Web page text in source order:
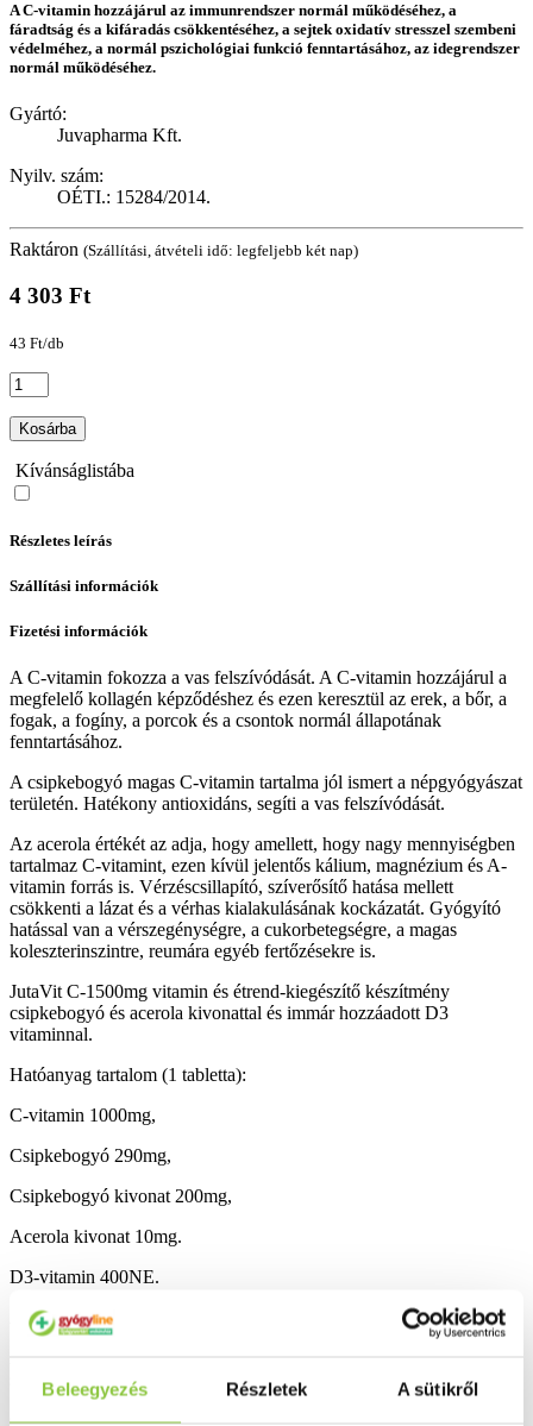
Beleegyezés Részletek A sütikről
A C-vitamin hozzájárul az immunrendszer normál működéséhez, a
fáradtság és a kifáradás csökkentéséhez, a sejtek oxidatív stresszel szembeni
védelméhez, a normál pszichológiai funkció fenntartásához, az idegrendszer
normál működéséhez.
Gyártó:
Juvapharma Kft.
Nyilv. szám:
OÉTI.: 15284/2014.
Raktáron (Szállítási, átvételi idő: legfeljebb két nap)
4 303 Ft
43 Ft/db
Kosárba
Kívánságlistába
Részletes leírás
Szállítási információk
Fizetési információk
A C-vitamin fokozza a vas felszívódását. A C-vitamin hozzájárul a
megfelelő kollagén képződéshez és ezen keresztül az erek, a bőr, a
fogak, a fogíny, a porcok és a csontok normál állapotának
fenntartásához.
A csipkebogyó magas C-vitamin tartalma jól ismert a népgyógyászat
területén. Hatékony antioxidáns, segíti a vas felszívódását.
Az acerola értékét az adja, hogy amellett, hogy nagy mennyiségben
tartalmaz C-vitamint, ezen kívül jelentős kálium, magnézium és A-
vitamin forrás is. Vérzéscsillapító, szíverősítő hatása mellett
csökkenti a lázat és a vérhas kialakulásának kockázatát. Gyógyító
hatással van a vérszegénységre, a cukorbetegségre, a magas
koleszterinszintre, reumára egyéb fertőzésekre is.
JutaVit C-1500mg vitamin és étrend-kiegészítő készítmény
csipkebogyó és acerola kivonattal és immár hozzáadott D3
vitaminnal.
Hatóanyag tartalom (1 tabletta):
C-vitamin 1000mg,
Csipkebogyó 290mg,
Csipkebogyó kivonat 200mg,
Acerola kivonat 10mg.
D3-vitamin 400NE.
Adagolás:n api 1 filmtabletta folyadékkal egészben lenyelni.
széttörhető vagy porítható a könnyebb bevitel érdekében.
Összetevők: